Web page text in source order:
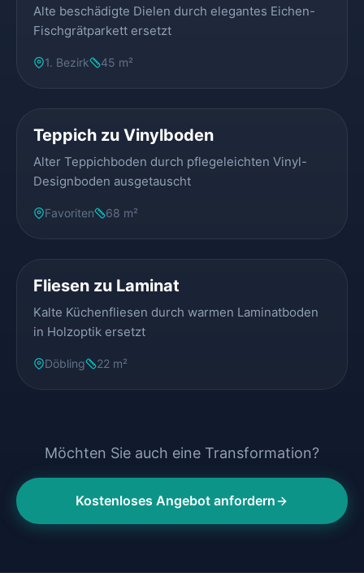
Alte beschädigte Dielen durch elegantes Eichen-
Fischgrätparkett ersetzt
1. Bezirk 45 m²
Teppich zu Vinylboden
Alter Teppichboden durch pflegeleichten Vinyl-
Designboden ausgetauscht
Favoriten 68 m²
Fliesen zu Laminat
Kalte Küchenfliesen durch warmen Laminatboden
in Holzoptik ersetzt
Döbling 22 m²
Möchten Sie auch eine Transformation?
Kostenloses Angebot anfordern